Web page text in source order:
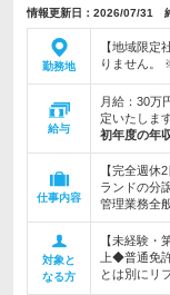
情報更新日：2026/07/31
勤務地
【地域限
りません。
給与
月給：30万
定いたしま
初年度の年
仕事内容
【完全週
ランドの分
管理業務全
対象と
なる方
【未経験
上◆普通免
とは別にリ